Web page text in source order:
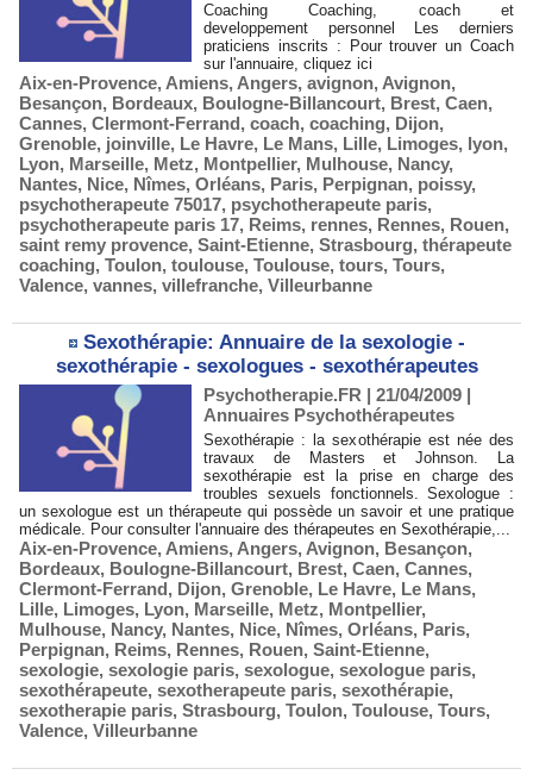
Coaching Coaching, coach et
developpement personnel Les derniers
praticiens inscrits : Pour trouver un Coach
sur l'annuaire, cliquez ici
Aix-en-Provence, Amiens, Angers, avignon, Avignon,
Besançon, Bordeaux, Boulogne-Billancourt, Brest, Caen,
Cannes, Clermont-Ferrand, coach, coaching, Dijon,
Grenoble, joinville, Le Havre, Le Mans, Lille, Limoges, lyon,
Lyon, Marseille, Metz, Montpellier, Mulhouse, Nancy,
Nantes, Nice, Nîmes, Orléans, Paris, Perpignan, poissy,
psychotherapeute 75017, psychotherapeute paris,
psychotherapeute paris 17, Reims, rennes, Rennes, Rouen,
saint remy provence, Saint-Etienne, Strasbourg, thérapeute
coaching, Toulon, toulouse, Toulouse, tours, Tours,
Valence, vannes, villefranche, Villeurbanne
Sexothérapie: Annuaire de la sexologie -
sexothérapie - sexologues - sexothérapeutes
Psychotherapie.FR | 21/04/2009 |
Annuaires Psychothérapeutes
Sexothérapie : la sexothérapie est née des
travaux de Masters et Johnson. La
sexothérapie est la prise en charge des
troubles sexuels fonctionnels. Sexologue :
un sexologue est un thérapeute qui possède un savoir et une pratique
médicale. Pour consulter l'annuaire des thérapeutes en Sexothérapie,...
Aix-en-Provence, Amiens, Angers, Avignon, Besançon,
Bordeaux, Boulogne-Billancourt, Brest, Caen, Cannes,
Clermont-Ferrand, Dijon, Grenoble, Le Havre, Le Mans,
Lille, Limoges, Lyon, Marseille, Metz, Montpellier,
Mulhouse, Nancy, Nantes, Nice, Nîmes, Orléans, Paris,
Perpignan, Reims, Rennes, Rouen, Saint-Etienne,
sexologie, sexologie paris, sexologue, sexologue paris,
sexothérapeute, sexotherapeute paris, sexothérapie,
sexotherapie paris, Strasbourg, Toulon, Toulouse, Tours,
Valence, Villeurbanne